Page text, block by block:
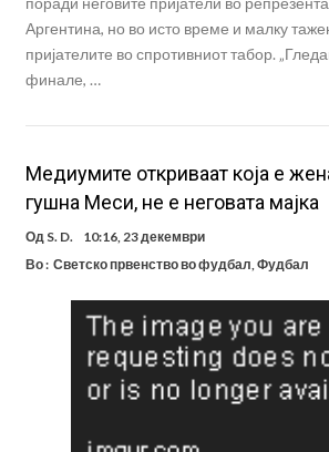
Аргентина, но во исто време и малку
пријателите во спротивниот табор.
финале, …
Медиумите откриваат која е
гушна Меси, не е неговата мајка
Од S. D.
10:16, 23 декември
Во : Светско првенство во фудбал,Фудбал